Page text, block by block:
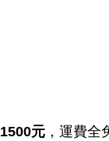
1500元 ，運費全